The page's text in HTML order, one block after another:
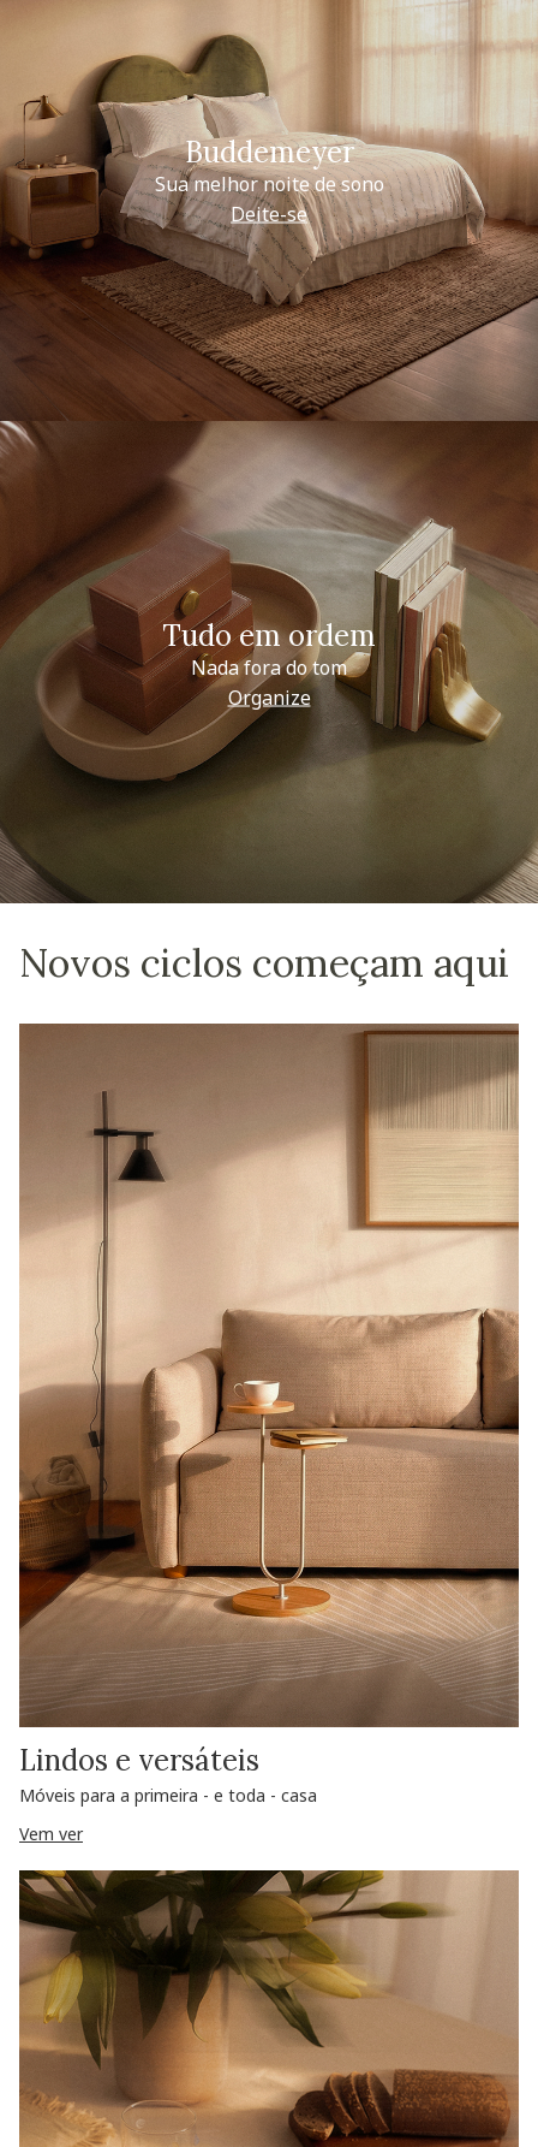
Buddemeyer
Sua melhor noite de sono
Deite-se
Tudo em ordem
Nada fora do tom
Organize
Novos ciclos começam aqui
Lindos e versáteis
Móveis para a primeira - e toda - casa
Vem ver